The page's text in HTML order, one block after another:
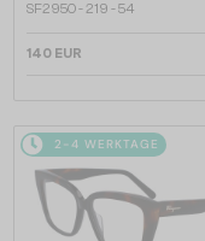
SF2950 - 219 - 54
140 EUR
2-4 WERKTAGE